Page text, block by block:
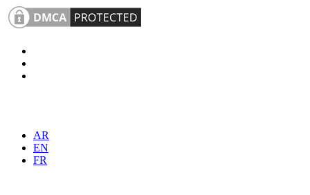
AR
EN
FR